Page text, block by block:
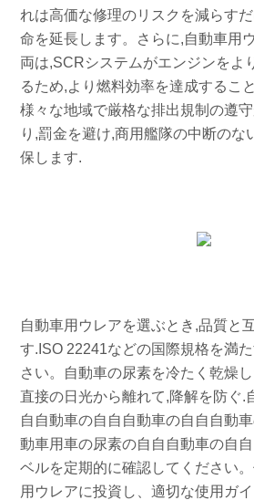
れは高価な修理のリスクを減らす
命を延長します。さらに,自動車用
両は,SCRシステムがエンジンをよ
るため,より燃料効率を達成するこ
様々な地域で厳格な排出規制の遵
り,罰金を避け,商用艦隊の中断のな
保します.
自動車用ウレアを選ぶとき,品質と
す.ISO 22241などの国際規格を満
さい。自動車の尿素を冷たく乾燥
直接の日光から離れて,降解を防ぐ.
自自動車の自自自動車の自自自動
動車用車の尿素の自自自動車の自
ベルを定期的に確認してください
用ウレアに投資し、適切な使用ガ